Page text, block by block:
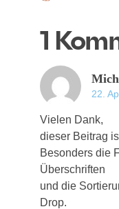
1
22.
Vie­len Dank,
die­ser Bei­trag
Beson­ders die
Überschriften
und die
Drop.